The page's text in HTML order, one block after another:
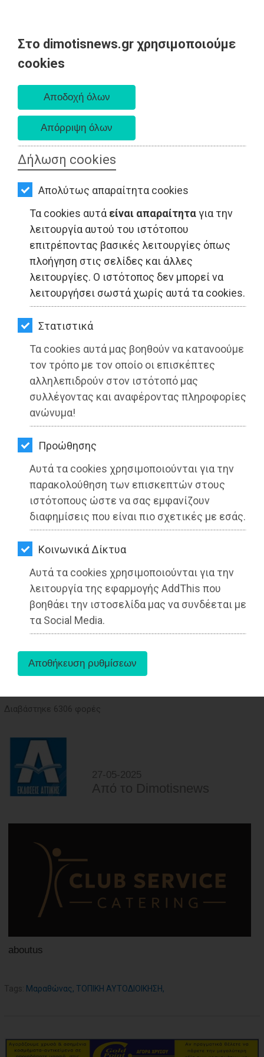
Στο dimotisnews.gr χρησιμοποιούμε
cookies
Δήλωση cookies
Απολύτως απαραίτητα cookies
Τα cookies αυτά είναι απαραίτηταγια την
λειτουργία αυτού του ιστότοπου
επιτρέποντας βασικές λειτουργίες όπως
πλοήγηση στις σελίδες και άλλες
λειτουργίες. Ο ιστότοπος δεν μπορεί να
λειτουργήσει σωστά χωρίς αυτά τα cookies.
Στατιστικά
Τα cookies αυτά μας βοηθούν να κατανοούμε
τον τρόπο με τον οποίο οι επισκέπτες
αλληλεπιδρούν στον ιστότοπό μας
συλλέγοντας και αναφέροντας πληροφορίες
ανώνυμα!
Προώθησης
Αυτά τα cookies χρησιμοποιούνται για την
παρακολούθηση των επισκεπτών στους
ιστότοπους ώστε να σας εμφανίζουν
διαφημίσεις που είναι πιο σχετικές με εσάς.
Kοινωνικά Δίκτυα
Αυτά τα cookies χρησιμοποιούνται για την
λειτουργία της εφαρμογής AddThis που
βοηθάει την ιστοσελίδα μας να συνδέεται με
τα Social Media.
AΡΧΙΚΗ
ΕΙΔΗΣΕΙΣ
ΠΟΛΙΤΙΚΗ
ΤΟΠΙΚΗ
ΑΥΤΟΔΙΟΙΚΗΣΗ
ΟΙΚΟΝΟΜΙΑ
ΑΘΛΗΤΙΣΜΟΣ
ΠΟΛΙΤΙΣΜΟΣ
ΣΠΙΤΙ-
ΚΗΠΟΣ
ΥΓΕΙΑ
LIFESTYLE
ΤΑΞΙΔΙΑ
ΕΞΟΔΟΣ
ΠΕΡΙΒΑΛΛΟΝ
ΚΑΤΟΙΚΙΔΙΟ
ΑΓΓΕΛΙΕΣ
ΕΦΗΜΕΡΙΔΕΣ
OΔΗΓΟΣ
ΑΓΟΡΑΣ
ΨΙΘΥΡΟΙ
ΑΠΟΣΤΟΛΗ
ΑΡΘΡΩΝ
ΤΟΠΙΚΗ ΑΥΤΟΔΙΟΙΚΗΣΗ - Μαραθώνας
Στέλιος Γεραμάνης: «Η ανακοίνωση
Διαβάστηκε 6306 φορές
27-05-2025
Από τo Dimotisnews
aboutus
Tags: Μαραθώνας, ΤΟΠΙΚΗ ΑΥΤΟΔΙΟΙΚΗΣΗ,